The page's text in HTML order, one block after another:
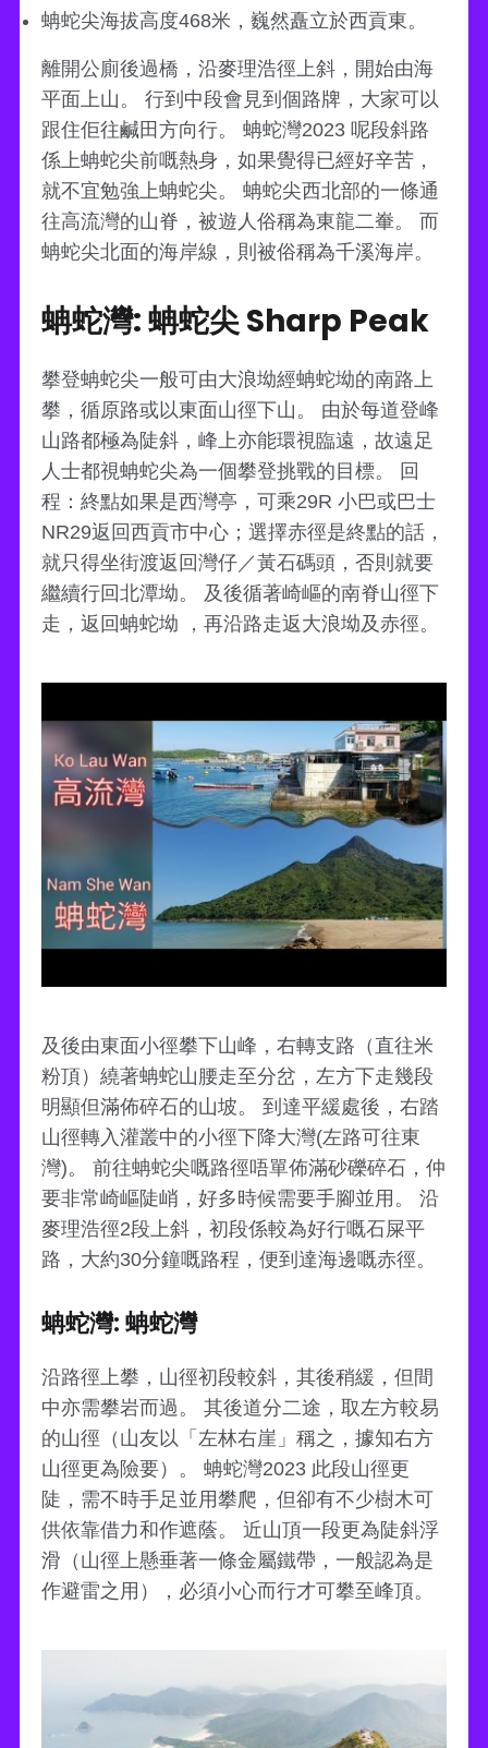
蚺蛇尖海拔高度468米，巍然矗立於西貢東。
離開公廁後過橋，沿麥理浩徑上斜，開始由海
平面上山。 行到中段會見到個路牌，大家可以
跟住佢往鹹田方向行。 蚺蛇灣2023 呢段斜路
係上蚺蛇尖前嘅熱身，如果覺得已經好辛苦，
就不宜勉強上蚺蛇尖。 蚺蛇尖西北部的一條通
往高流灣的山脊，被遊人俗稱為東龍二輋。 而
蚺蛇尖北面的海岸線，則被俗稱為千溪海岸。
蚺蛇灣: 蚺蛇尖 Sharp Peak
攀登蚺蛇尖一般可由大浪坳經蚺蛇坳的南路上
攀，循原路或以東面山徑下山。 由於每道登峰
山路都極為陡斜，峰上亦能環視臨遠，故遠足
人士都視蚺蛇尖為一個攀登挑戰的目標。 回
程：終點如果是西灣亭，可乘29R 小巴或巴士
NR29返回西貢市中心；選擇赤徑是終點的話，
就只得坐街渡返回灣仔／黃石碼頭，否則就要
繼續行回北潭坳。 及後循著崎嶇的南脊山徑下
走，返回蚺蛇坳 ，再沿路走返大浪坳及赤徑。
及後由東面小徑攀下山峰，右轉支路（直往米
粉頂）繞著蚺蛇山腰走至分岔，左方下走幾段
明顯但滿佈碎石的山坡。 到達平緩處後，右踏
山徑轉入灌叢中的小徑下降大灣(左路可往東
灣)。 前往蚺蛇尖嘅路徑唔單佈滿砂礫碎石，仲
要非常崎嶇陡峭，好多時候需要手腳並用。 沿
麥理浩徑2段上斜，初段係較為好行嘅石屎平
路，大約30分鐘嘅路程，便到達海邊嘅赤徑。
蚺蛇灣: 蚺蛇灣
沿路徑上攀，山徑初段較斜，其後稍緩，但間
中亦需攀岩而過。 其後道分二途，取左方較易
的山徑（山友以「左林右崖」稱之，據知右方
山徑更為險要）。 蚺蛇灣2023 此段山徑更
陡，需不時手足並用攀爬，但卻有不少樹木可
供依靠借力和作遮蔭。 近山頂一段更為陡斜浮
滑（山徑上懸垂著一條金屬鐵帶，一般認為是
作避雷之用），必須小心而行才可攀至峰頂。